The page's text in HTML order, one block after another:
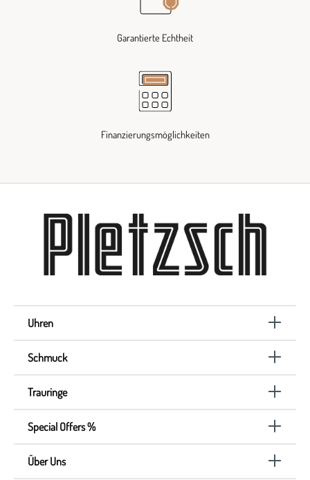
Garantierte Echtheit
Finanzierungsmöglichkeiten
Uhren
Schmuck
Trauringe
Special Offers %
Über Uns